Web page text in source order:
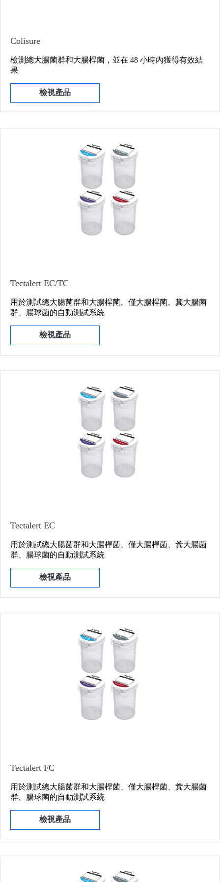
Colisure
檢測總大腸菌群和大腸桿菌，並在 48 小時內獲得有效結
果
檢視產品
Tectalert EC/TC
用於測試總大腸菌群和大腸桿菌、僅大腸桿菌、糞大腸菌
群、腸球菌的自動測試系統
檢視產品
Tectalert EC
用於測試總大腸菌群和大腸桿菌、僅大腸桿菌、糞大腸菌
群、腸球菌的自動測試系統
檢視產品
Tectalert FC
用於測試總大腸菌群和大腸桿菌、僅大腸桿菌、糞大腸菌
群、腸球菌的自動測試系統
檢視產品